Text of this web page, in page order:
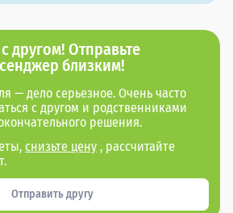
другом! Отправьте
близким!
— дело серьезное. Очень часто
с другом и родственниками
решения.
снизьте цену , рассчитайте
Отправить другу